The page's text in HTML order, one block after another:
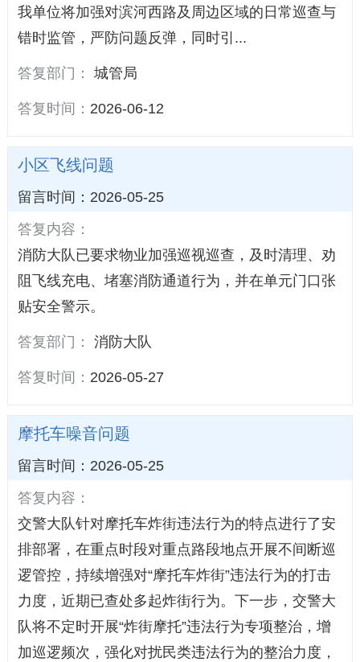
我单位将加强对滨河西路及周边区域的日常巡查与
错时监管，严防问题反弹，同时引...
答复部门： 城管局
答复时间： 2026-06-12
小区飞线问题
留言时间：2026-05-25
答复内容：
消防大队已要求物业加强巡视巡查，及时清理、劝
阻飞线充电、堵塞消防通道行为，并在单元门口张
贴安全警示。
答复部门： 消防大队
答复时间： 2026-05-27
摩托车噪音问题
留言时间：2026-05-25
答复内容：
交警大队针对摩托车炸街违法行为的特点进行了安
排部署，在重点时段对重点路段地点开展不间断巡
逻管控，持续增强对“摩托车炸街”违法行为的打击
力度，近期已查处多起炸街行为。下一步，交警大
队将不定时开展“炸街摩托”违法行为专项整治，增
加巡逻频次，强化对扰民类违法行为的整治力度，